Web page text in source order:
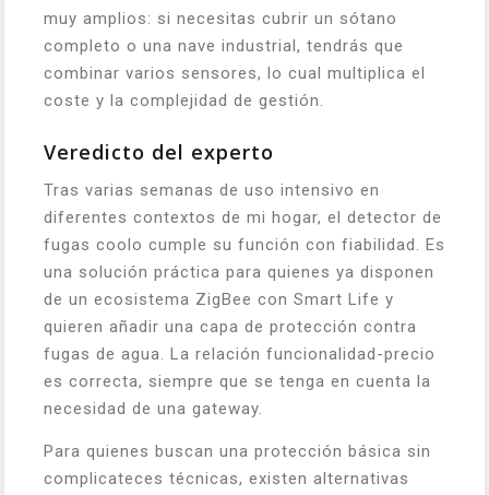
muy amplios: si necesitas cubrir un sótano
completo o una nave industrial, tendrás que
combinar varios sensores, lo cual multiplica el
coste y la complejidad de gestión.
Veredicto del experto
Tras varias semanas de uso intensivo en
diferentes contextos de mi hogar, el detector de
fugas coolo cumple su función con fiabilidad. Es
una solución práctica para quienes ya disponen
de un ecosistema ZigBee con Smart Life y
quieren añadir una capa de protección contra
fugas de agua. La relación funcionalidad-precio
es correcta, siempre que se tenga en cuenta la
necesidad de una gateway.
Para quienes buscan una protección básica sin
complicateces técnicas, existen alternativas